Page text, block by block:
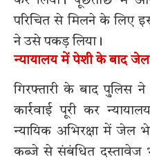
परिचित से मिलने के लिए
ने उसे पकड़ लिया।
न्यायालय में पेशी के बाद
गिरफ्तारी के बाद पुलिस
कार्रवाई पूरी कर
न्यायिक अभिरक्षा में जेल
कब्जे से संबंधित